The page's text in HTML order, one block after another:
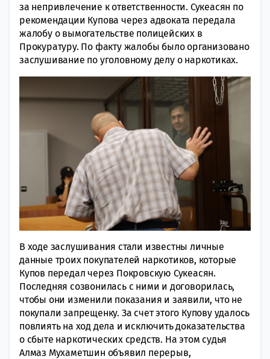
за непривлечение к ответственности. Сукеасян по
рекомендации Купова через адвоката передала
жалобу о вымогательстве полицейских в
Прокуратуру. По факту жалобы было организовано
заслушивание по уголовному делу о наркотиках.
В ходе заслушивания стали известны личные
данные троих покупателей наркотиков, которые
Купов передал через Покровскую Сукеасян.
Последняя созвонилась с ними и договорилась,
чтобы они изменили показания и заявили, что не
покупали запрещенку. За счет этого Купову удалось
повлиять на ход дела и исключить доказательства
о сбыте наркотических средств. На этом судья
Алмаз Мухаметшин объявил перерыв,